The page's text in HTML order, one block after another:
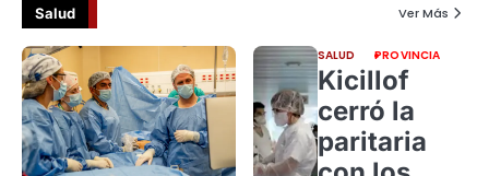
Salud Ver Más
SALUD PROVINCIA
Kicillof
cerró la
paritaria